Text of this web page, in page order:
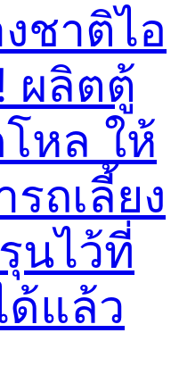
ชาติไอ
ผลิตตู้
หล ให้
ถเลี้ยง
นไว้ที่
ด้แล้ว